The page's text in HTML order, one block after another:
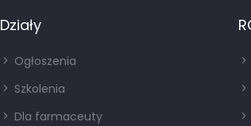
Działy
Ogłoszenia
Szkolenia
Dla farmaceuty